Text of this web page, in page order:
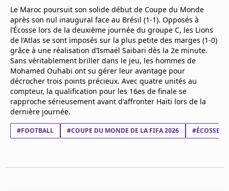
CGU
Mentions légales
Cookies
Protection des données
Paramétrer mon consentement
Le Maroc poursuit son solide début de Coupe du Monde
après son nul inaugural face au Brésil (1-1). Opposés à
l’Écosse lors de la deuxième journée du groupe C, les Lions
de l’Atlas se sont imposés sur la plus petite des marges (1-0)
grâce à une réalisation d’Ismaël Saibari dès la 2e minute.
Sans véritablement briller dans le jeu, les hommes de
Mohamed Ouhabi ont su gérer leur avantage pour
décrocher trois points précieux. Avec quatre unités au
compteur, la qualification pour les 16es de finale se
rapproche sérieusement avant d'affronter Haïti lors de la
dernière journée.
#FOOTBALL #COUPE DU MONDE DE LA FIFA 2026 #ÉCOSSE